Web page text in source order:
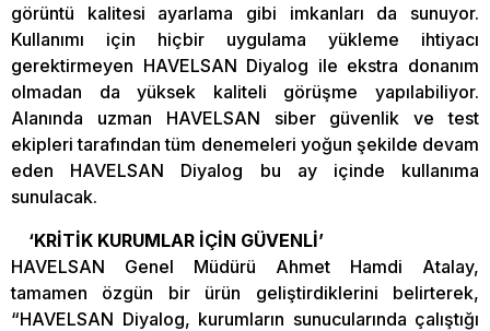
görüntü kalitesi ayarlama gibi imkanları da sunuyor.
Kullanımı için hiçbir uygulama yükleme ihtiyacı
gerektirmeyen HAVELSAN Diyalog ile ekstra donanım
olmadan da yüksek kaliteli görüşme yapılabiliyor.
Alanında uzman HAVELSAN siber güvenlik ve test
ekipleri tarafından tüm denemeleri yoğun şekilde devam
eden HAVELSAN Diyalog bu ay içinde kullanıma
sunulacak.
‘KRİTİK KURUMLAR İÇİN GÜVENLİ’
HAVELSAN Genel Müdürü Ahmet Hamdi Atalay,
tamamen özgün bir ürün geliştirdiklerini belirterek,
“HAVELSAN Diyalog, kurumların sunucularında çalıştığı